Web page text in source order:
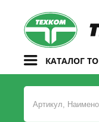
КАТАЛОГ